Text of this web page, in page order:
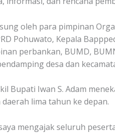
oleh para pimpinan
Pohuwato, Kepala
perbankan, BUMD,
desa dan
Bupati Iwan S. Adam
lima tahun ke depan.
mengajak seluruh